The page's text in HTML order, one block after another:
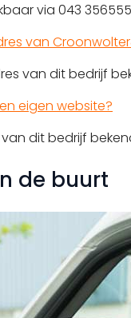
via 043
van
van dit bedrijf
eigen website?
dit bedrijf
de buurt